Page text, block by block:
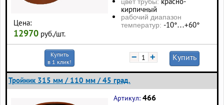
Цена:
12970 руб./шт.
кирпичный
рабочий диапазон
температур: -10°…+60°
Купить
в 1 клик!
− + Купить
Тройник 315 мм / 110 мм / 45 град.
Артикул: 466